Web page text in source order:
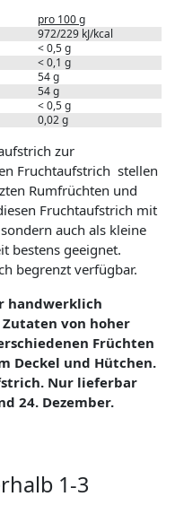
pro 100 g
972/229 kJ/kcal
< 0,5 g
< 0,1 g
54 g
54 g
< 0,5 g
0,02 g
zur
Fruchtaufstrich stellen
Rumfrüchten und
Fruchtaufstrich mit
auch als kleine
bestens geeignet.
begrenzt verfügbar.
handwerklich
von hoher
Früchten
Deckel und Hütchen.
Nur lieferbar
24. Dezember.
1-3